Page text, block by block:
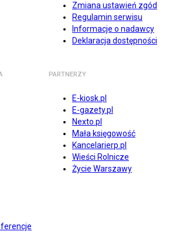
Zmiana ustawień zgód
Regulamin serwisu
Informacje o nadawcy
Deklaracja dostępności
PARTNERZY
E-kiosk.pl
E-gazety.pl
Nexto.pl
Mała księgowość
Kancelarierp.pl
Wieści Rolnicze
Życie Warszawy